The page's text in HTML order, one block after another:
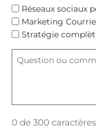
Réseaux sociaux
Marketing
Stratégie
Question
ou
0 de 300